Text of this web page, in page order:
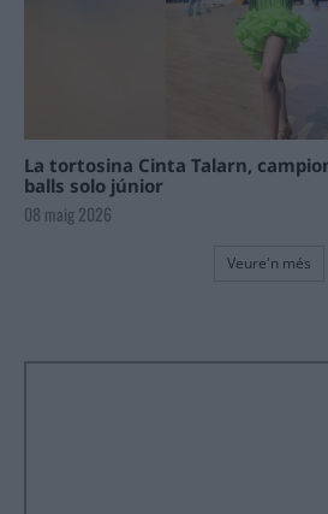
La tortosina Cinta Talarn,
balls solo júnior
08 maig 2026
Veure'n més